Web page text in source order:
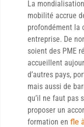
La
mobilité accrue
profondément la
entreprise. De
soient des PME
accueillent
d’autres pays,
mais aussi de
qu’il ne faut pas
proposer un
formation en fle